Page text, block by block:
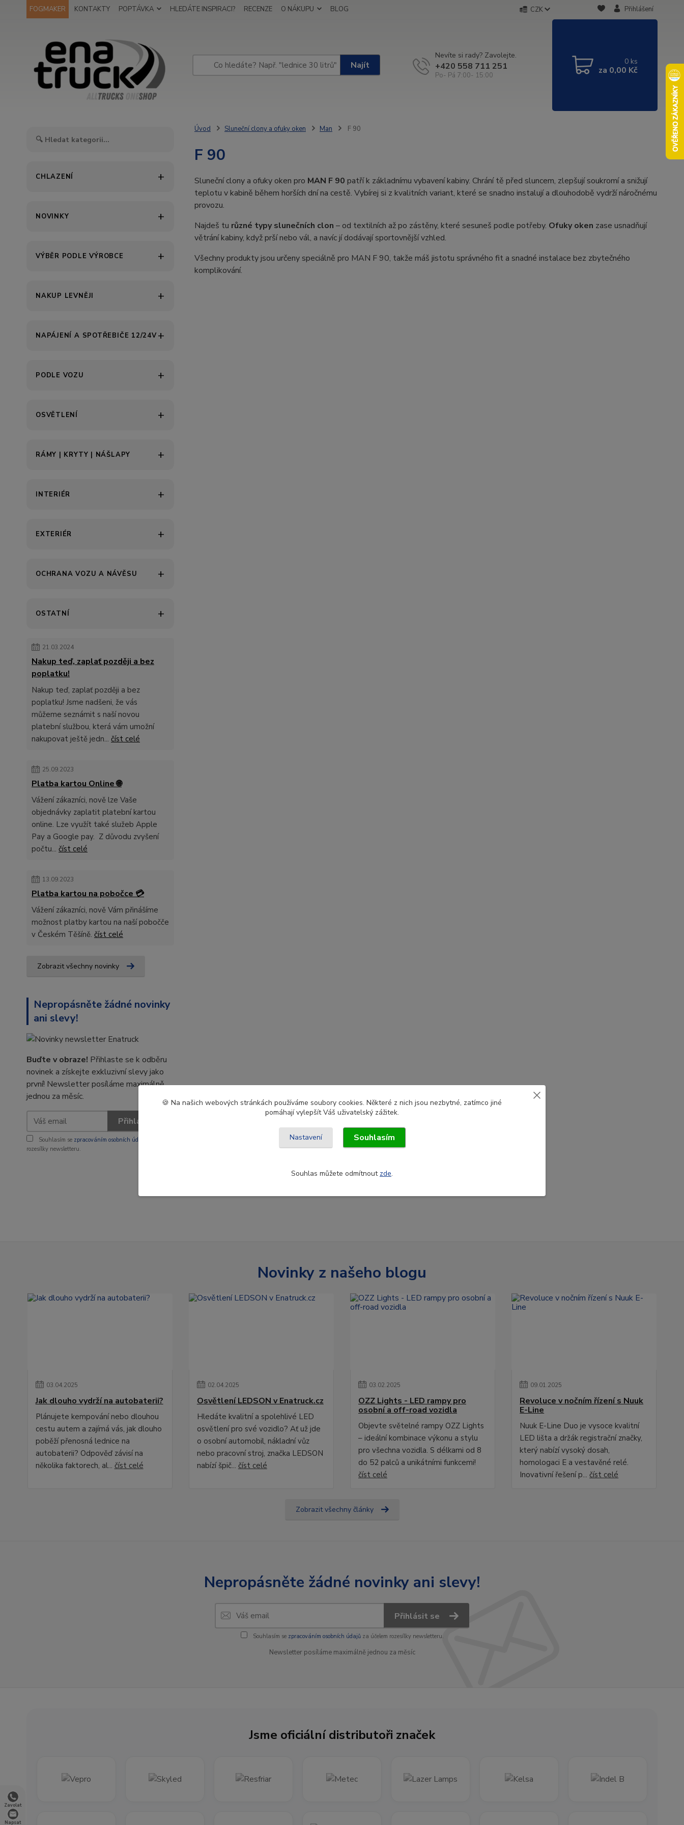
Zavolat
Napsat
FOGMAKER KONTAKTY POPTÁVKA HLEDÁTE INSPIRACI? RECENZE O NÁKUPU BLOG CZK Přihlášení
Najít
Nevíte si rady? Zavolejte.
+420 558 711 251
Po- Pá 7:00- 15:00
0 ks
za 0,00 Kč
CHLAZENÍ
NOVINKY
VÝBĚR PODLE VÝROBCE
NAKUP LEVNĚJI
NAPÁJENÍ A SPOTŘEBIČE 12/24V
PODLE VOZU
OSVĚTLENÍ
RÁMY | KRYTY | NÁŠLAPY
INTERIÉR
EXTERIÉR
OCHRANA VOZU A NÁVĚSU
OSTATNÍ
21.03.2024
Nakup teď, zaplať později a bez
poplatku!
Nakup teď, zaplať později a bez
poplatku! Jsme nadšeni, že vás
můžeme seznámit s naší novou
platební službou, která vám umožní
nakupovat ještě jedn... číst celé
25.09.2023
Platba kartou Online 🌐
Vážení zákazníci, nově lze Vaše
objednávky zaplatit platební kartou
online. Lze využít také služeb Apple
Pay a Google pay. Z důvodu zvyšení
počtu... číst celé
13.09.2023
Platba kartou na pobočce 💳
Vážení zákazníci, nově Vám přinášíme
možnost platby kartou na naší pobočče
v Českém Těšíně. číst celé
Zobrazit všechny novinky
Nepropásněte žádné novinky
ani slevy!
Buďte v obraze! Přihlaste se k odběru
novinek a získejte exkluzivní slevy jako
první! Newsletter posíláme maximálně
jednou za měsíc.
Přihlásit se
Souhlasím se zpracováním osobních údajů
rozesílky newsletteru.
Úvod Sluneční clony a ofuky oken Man F 90
F 90
Sluneční clony a ofuky oken pro MAN F 90 patří k základnímu vybavení kabiny. Chrání tě před sluncem, zlepšují soukromí a snižují
teplotu v kabině během horších dní na cestě. Vybírej si z kvalitních variant, které se snadno instalují a dlouhodobě vydrží náročnému
provozu.
Najdeš tu různé typy slunečních clon – od textilních až po zástěny, které sesuneš podle potřeby. Ofuky oken zase usnadňují
větrání kabiny, když prší nebo vál, a navíc jí dodávají sportovnější vzhled.
Všechny produkty jsou určeny speciálně pro MAN F 90, takže máš jistotu správného fit a snadné instalace bez zbytečného
komplikování.
Novinky z našeho blogu
03.04.2025
Jak dlouho vydrží na autobaterii?
Plánujete kempování nebo dlouhou
cestu autem a zajímá vás, jak dlouho
poběží přenosná lednice na
autobaterii? Odpověď závisí na
několika faktorech, al... číst celé
02.04.2025
Osvětlení LEDSON v Enatruck.cz
Hledáte kvalitní a spolehlivé LED
osvětlení pro své vozidlo? Ať už jde
o osobní automobil, nákladní vůz
nebo pracovní stroj, značka LEDSON
nabízí špič... číst celé
03.02.2025
OZZ Lights - LED rampy pro
osobní a off-road vozidla
Objevte světelné rampy OZZ Lights
– ideální kombinace výkonu a stylu
pro všechna vozidla. S délkami od 8
do 52 palců a unikátními funkcemi!
číst celé
09.01.2025
Revoluce v nočním řízení s Nuuk
E-Line
Nuuk E-Line Duo je vysoce kvalitní
LED lišta a držák registrační značky,
který nabízí vysoký dosah,
homologaci E a vestavěné relé.
Inovativní řešení p...číst celé
Zobrazit všechny články
Nepropásněte žádné novinky ani slevy!
Přihlásit se
Souhlasím se zpracováním osobních údajůza účelem rozesílky newsletteru.
Newsletter posíláme maximálně jednou za měsíc
Jsme oficiální distributoři značek
🍪 Na našich webových stránkách používáme soubory cookies. Některé z nich jsou nezbytné, zatímco jiné
pomáhají vylepšít Váš uživatelský zážitek.
Nastavení Souhlasím
Souhlas můžete odmítnout zde.